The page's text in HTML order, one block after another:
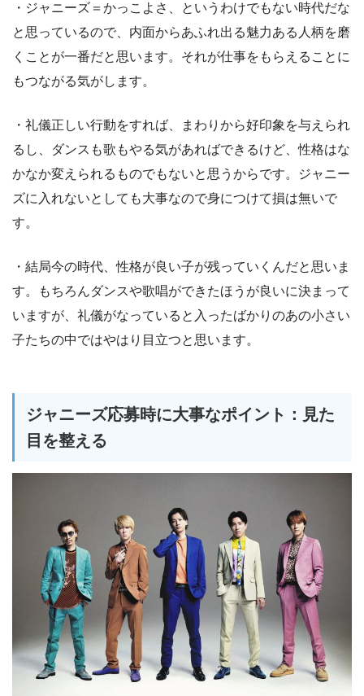
・ジャニーズ＝かっこよさ、というわけでもない時代だな
と思っているので、内面からあふれ出る魅力ある人柄を磨
くことが一番だと思います。それが仕事をもらえることに
もつながる気がします。
・礼儀正しい行動をすれば、まわりから好印象を与えられ
るし、ダンスも歌もやる気があればできるけど、性格はな
かなか変えられるものでもないと思うからです。ジャニー
ズに入れないとしても大事なので身につけて損は無いで
す。
・結局今の時代、性格が良い子が残っていくんだと思いま
す。もちろんダンスや歌唱ができたほうが良いに決まって
いますが、礼儀がなっていると入ったばかりのあの小さい
子たちの中ではやはり目立つと思います。
ジャニーズ応募時に大事なポイント：見た
目を整える